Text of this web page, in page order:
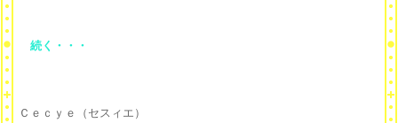
続く・・・
Ｃｅｃｙｅ（セスィエ）